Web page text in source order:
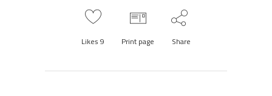
Share
Print page
9